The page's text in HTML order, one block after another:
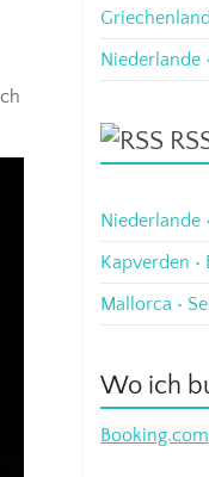
Griechenland
Niederlande
Niederlande
Kapverden •
Mallorca •
Wo ich
Booking.com